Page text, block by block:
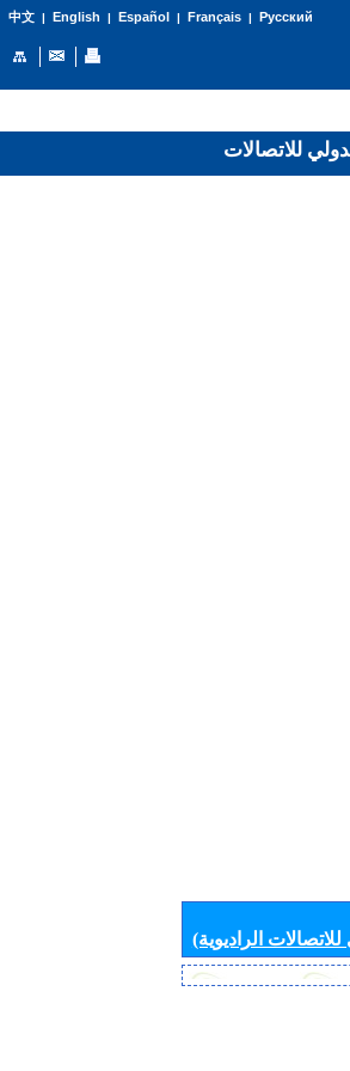
中文| English | Español | Français| Русский
الراديوية)
للاتصالات